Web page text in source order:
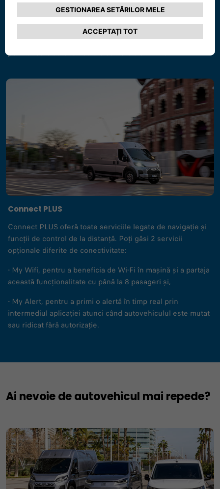
Connect ONE oferă asistență în caz de defecțiuni și
accidente 24/7. Întreținerea preventivă, un serviciu de
gestionare a flotei, conceput pentru a monitoriza și
optimiza starea autovehiculului, este inclusă timp de 4 ani
pentru toate autovehiculele comerciale MY 25.
Connect PLUS
Connect PLUS oferă toate serviciile legate de navigație și
funcții de control de la distanță. Poți găsi 2 servicii
opționale diferite de conectivitate:
- My Wifi, pentru a beneficia de Wi-Fi în mașină și a partaja
această funcționalitate cu până la 8 pasageri și,
- My Alert, pentru a primi o alertă în timp real prin
intermediul aplicației atunci când autovehiculul este mutat
sau ridicat fără autorizație.
Ai nevoie de autovehicul mai repede?